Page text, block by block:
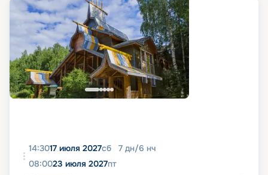
14:3017 июля 2027сб 7 дн/6 нч
08:0023 июля 2027пт